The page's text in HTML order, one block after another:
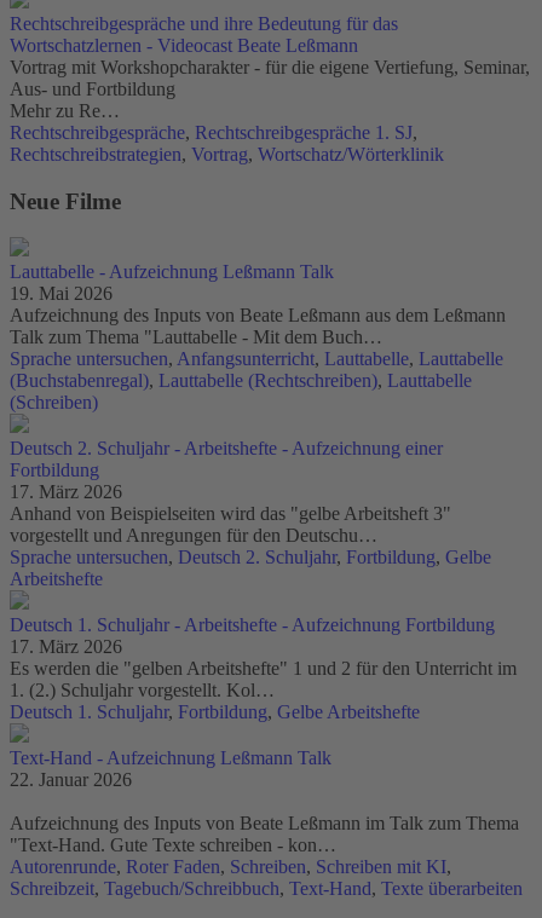
Rechtschreibgespräche und ihre Bedeutung für das
Wortschatzlernen - Videocast Beate Leßmann
Vortrag mit Workshopcharakter - für die eigene Vertiefung, Seminar,
Aus- und Fortbildung
Mehr zu Re…
Rechtschreibgespräche, Rechtschreibgespräche 1. SJ,
Rechtschreibstrategien, Vortrag, Wortschatz/Wörterklinik
Neue Filme
Lauttabelle - Aufzeichnung Leßmann Talk
19. Mai 2026
Aufzeichnung des Inputs von Beate Leßmann aus dem Leßmann
Talk zum Thema "Lauttabelle - Mit dem Buch…
Sprache untersuchen, Anfangsunterricht, Lauttabelle, Lauttabelle
(Buchstabenregal), Lauttabelle (Rechtschreiben), Lauttabelle
(Schreiben)
Deutsch 2. Schuljahr - Arbeitshefte - Aufzeichnung einer
Fortbildung
17. März 2026
Anhand von Beispielseiten wird das "gelbe Arbeitsheft 3"
vorgestellt und Anregungen für den Deutschu…
Sprache untersuchen, Deutsch 2. Schuljahr, Fortbildung, Gelbe
Arbeitshefte
Deutsch 1. Schuljahr - Arbeitshefte - Aufzeichnung Fortbildung
17. März 2026
Es werden die "gelben Arbeitshefte" 1 und 2 für den Unterricht im
1. (2.) Schuljahr vorgestellt. Kol…
Deutsch 1. Schuljahr, Fortbildung, Gelbe Arbeitshefte
Text-Hand - Aufzeichnung Leßmann Talk
22. Januar 2026
Aufzeichnung des Inputs von Beate Leßmann im Talk zum Thema
"Text-Hand. Gute Texte schreiben - kon…
Autorenrunde, Roter Faden, Schreiben, Schreiben mit KI,
Schreibzeit, Tagebuch/Schreibbuch, Text-Hand, Texte überarbeiten